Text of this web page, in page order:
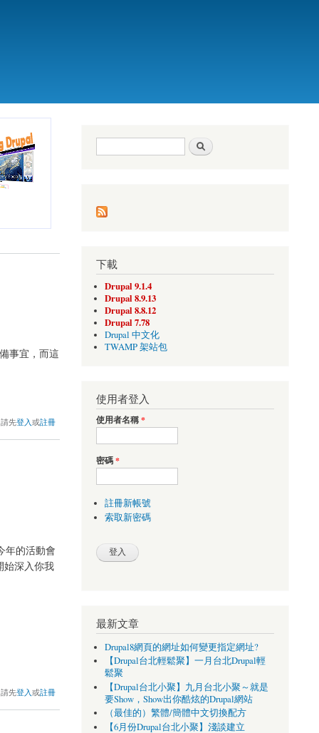
事宜，而這
先登入或註冊
年的活動會
始深入你我
先登入或註冊
搜尋表單
下載
Drupal 9.1.4
Drupal 8.9.13
Drupal 8.8.12
Drupal 7.78
Drupal 中文化
TWAMP 架站包
使用者登入
使用者名稱*
密碼*
註冊新帳號
索取新密碼
最新文章
Drupal8網頁的網址如何變更指定網址?
【Drupal台北輕鬆聚】一月台北Drupal輕
鬆聚
【Drupal台北小聚】九月台北小聚～就是
要Show，Show出你酷炫的Drupal網站
（最佳的）繁體/簡體中文切換配方
【6月份Drupal台北小聚】淺談建立